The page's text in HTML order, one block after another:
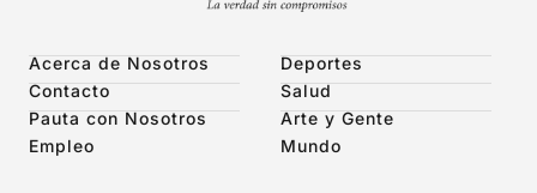
Acerca de Nosotros
Contacto
Pauta con Nosotros
Empleo
Deportes
Salud
Arte y Gente
Mundo